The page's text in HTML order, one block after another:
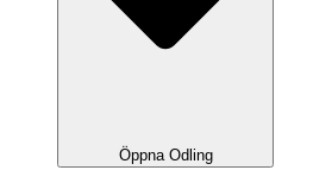
Öppna Odling